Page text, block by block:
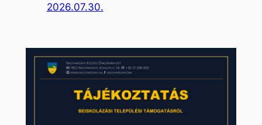
2026.07.30.